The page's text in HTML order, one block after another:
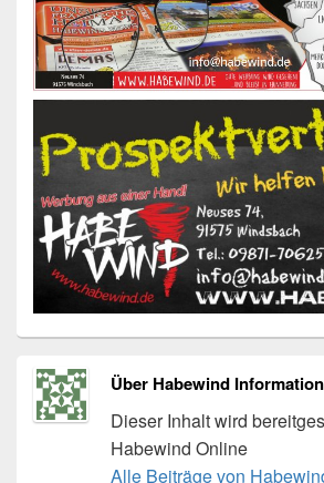
Über Habewind
Dieser Inhalt wird
Habewind Online
Alle Beiträge von